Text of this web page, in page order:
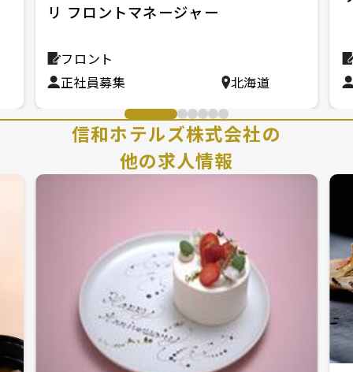
リ フロントマネージャー
フロント
正社員募集
北海道
信和ホテルズ株式会社の
他の求人情報